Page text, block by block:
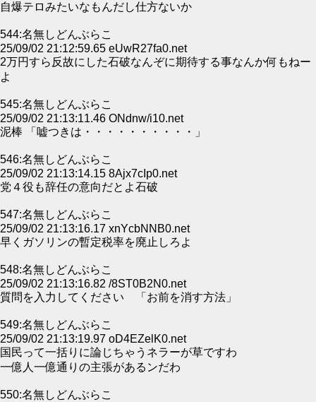
自爆テロみたいなもんだし仕方ないか
544:名無しどんぶらこ
25/09/02 21:12:59.65 eUwR27fa0.net
2万円すら反故にした石破なんぞに期待する事なんか何もねー
よ
545:名無しどんぶらこ
25/09/02 21:13:11.46 ONdnw/i10.net
泥棒 「嘘つきは・・・・・・・・・・」
546:名無しどんぶらこ
25/09/02 21:13:14.15 8Ajx7cIp0.net
党４役も辞任の意向だとよ石破
547:名無しどんぶらこ
25/09/02 21:13:16.17 xnYcbNNB0.net
早くガソリンの暫定税率を廃止しろよ
548:名無しどんぶらこ
25/09/02 21:13:16.82 /8ST0B2N0.net
質問を入力してください 「お前を消す方法」
549:名無しどんぶらこ
25/09/02 21:13:19.97 oD4EZelK0.net
国民って一括りに論じちゃうネラーが草ですわ
一億人一億通りの主張があるンだわ
550:名無しどんぶらこ